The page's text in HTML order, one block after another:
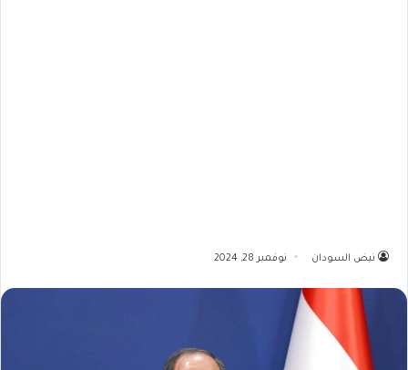
نبض السودان نوفمبر 28, 2024